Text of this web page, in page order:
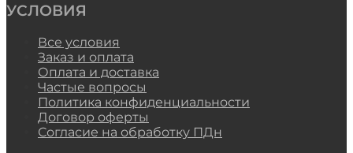
УСЛОВИЯ
Все условия
Заказ и оплата
Оплата и доставка
Частые вопросы
Политика конфиденциальности
Договор оферты
Согласие на обработку ПДн